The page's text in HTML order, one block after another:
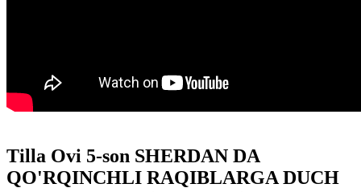
Tilla Ovi 5-son SHERDAN DA
QO'RQINCHLI RAQIBLARGA DUCH